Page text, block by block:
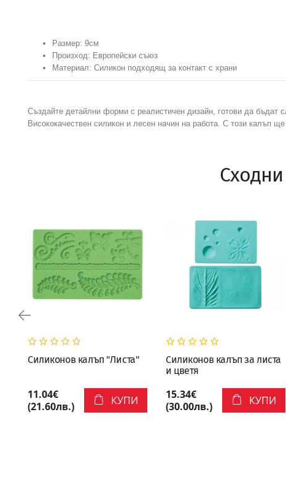
Размер: 9см
Произход: Европейски съюз
Материал: Силикон подходящ за контакт с храни
Създайте детайлни форми с реалистичен дизайн, готови да бъдат
Висококачествен силикон и лесен начин на работа. С този калъп
Силиконов калъп "Листа"
11.04€
(21.60лв.)
КУПИ
Силиконов калъп за листа
и цветя
15.34€
(30.00лв.)
КУПИ